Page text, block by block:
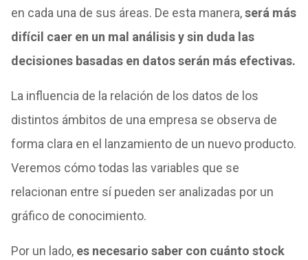
en cada una de sus áreas. De esta manera,será más
difícil caer en un mal análisis y sin duda las
decisiones basadas en datos serán más efectivas.
La influencia de la relación de los datos de los
distintos ámbitos de una empresa se observa de
forma clara en el lanzamiento de un nuevo producto.
Veremos cómo todas las variables que se
relacionan entre sí pueden ser analizadas por un
gráfico de conocimiento.
Por un lado, es necesario saber con cuánto stock